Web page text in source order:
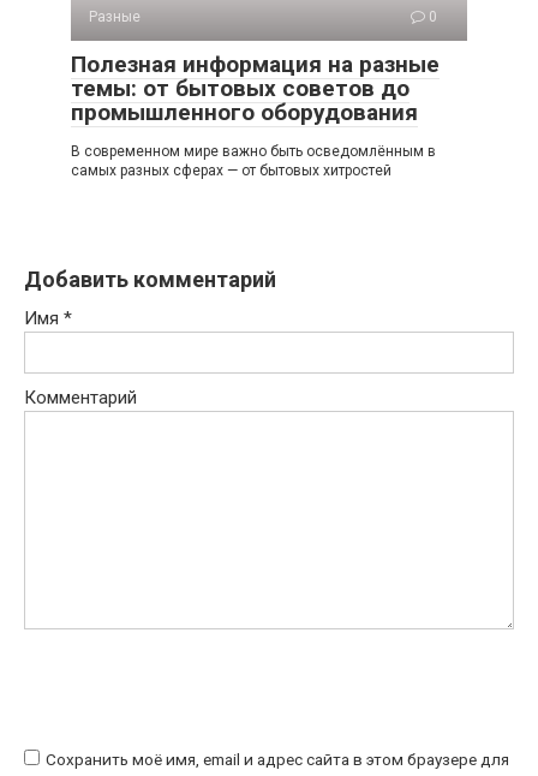
Разные 0
Полезная информация на разные
темы: от бытовых советов до
промышленного оборудования
В современном мире важно быть осведомлённым в
самых разных сферах — от бытовых хитростей
Добавить комментарий
Имя *
Комментарий
Сохранить моё имя, email и адрес сайта в этом браузере для